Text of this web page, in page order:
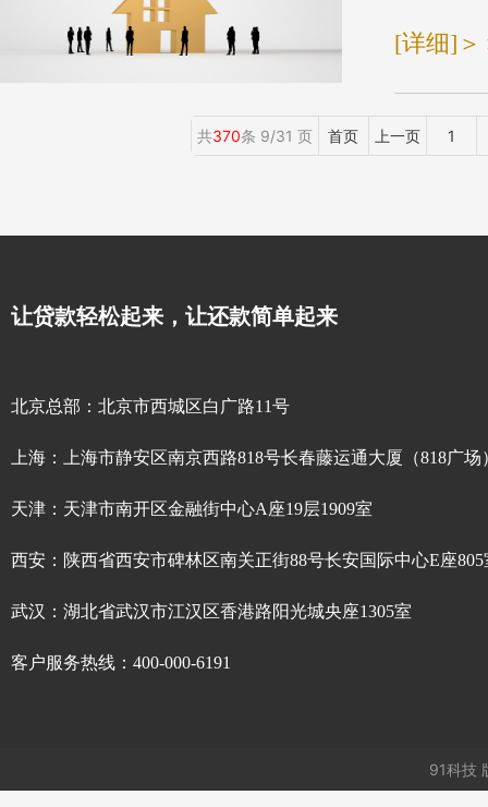
[详细]＞
共370条 9/31 页 首页 上一页 1
让贷款轻松起来，让还款简单起来
北京总部：北京市西城区白广路11号
上海：上海市静安区南京西路818号长春藤运通大厦（818广场
天津：天津市南开区金融街中心A座19层1909室
西安：陕西省西安市碑林区南关正街88号长安国际中心E座805
武汉：湖北省武汉市江汉区香港路阳光城央座1305室
客户服务热线：400-000-6191
91科技